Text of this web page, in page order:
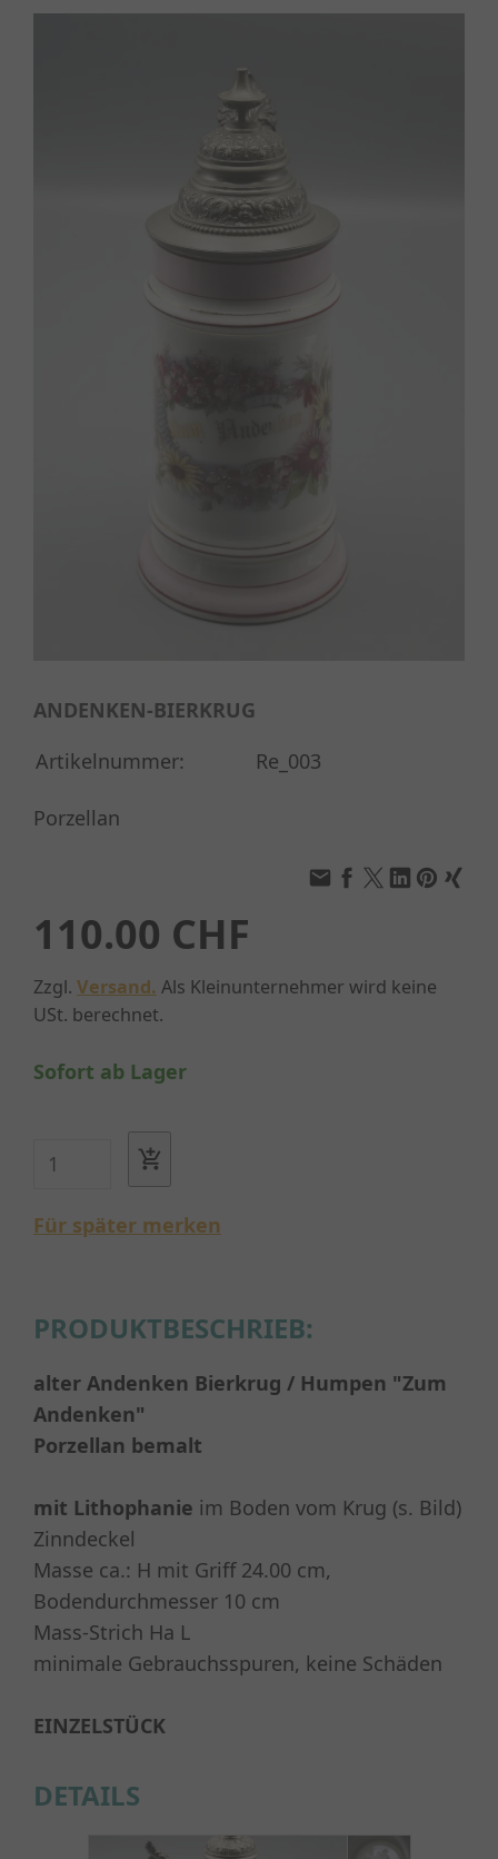
ANDENKEN-BIERKRUG
Artikelnummer:
Re_003
Porzellan
110.00 CHF
Zzgl. Versand. Als Kleinunternehmer wird keine
USt. berechnet.
Sofort ab Lager
Für später merken
PRODUKTBESCHRIEB:
alter Andenken Bierkrug / Humpen "Zum
Andenken"
Porzellan bemalt
mit Lithophanie im Boden vom Krug (s. Bild)
Zinndeckel
Masse ca.: H mit Griff 24.00 cm,
Bodendurchmesser 10 cm
Mass-Strich Ha L
minimale Gebrauchsspuren, keine Schäden
EINZELSTÜCK
DETAILS